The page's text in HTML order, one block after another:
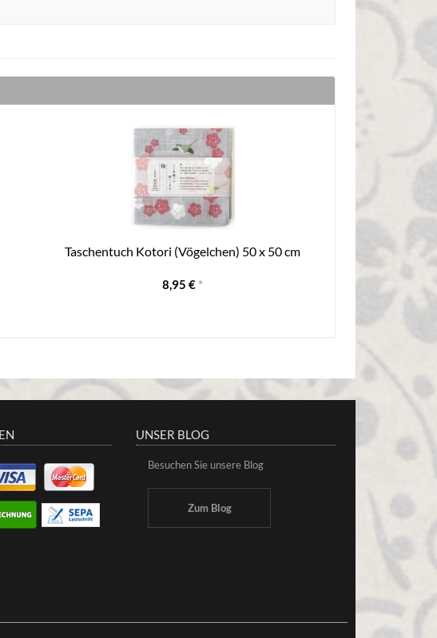
Taschentuch Kotori (Vögelchen) 50 x 50 cm
8,95 € *
UNSER BLOG
Besuchen Sie unsere Blog
Zum Blog